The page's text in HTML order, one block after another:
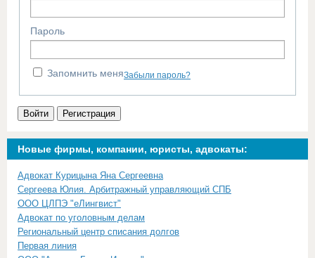
Пароль
Запомнить меняЗабыли пароль?
Войти Регистрация
Новые фирмы, компании, юристы, адвокаты:
Адвокат Курицына Яна Сергеевна
Сергеева Юлия. Арбитражный управляющий СПБ
ООО ЦЛПЭ "еЛингвист"
Адвокат по уголовным делам
Региональный центр списания долгов
Первая линия